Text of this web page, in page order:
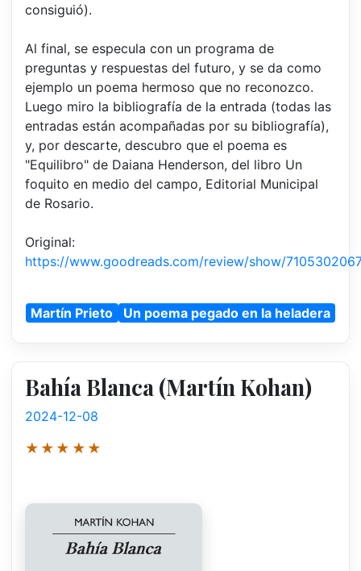
consiguió).
Al final, se especula con un programa de
preguntas y respuestas del futuro, y se da como
ejemplo un poema hermoso que no reconozco.
Luego miro la bibliografía de la entrada (todas las
entradas están acompañadas por su bibliografía),
y, por descarte, descubro que el poema es
"Equilibro" de Daiana Henderson, del libro Un
foquito en medio del campo, Editorial Municipal
de Rosario.
Original:
https://www.goodreads.com/review/show/
Martín Prieto Un poema pegado en la heladera
Bahía Blanca (Martín Kohan)
2024-12-08
★★★★★